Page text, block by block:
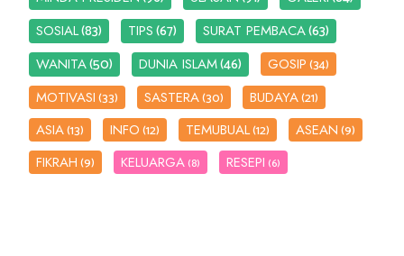
SOSIAL(83) TIPS(67) SURAT PEMBACA(63)
WANITA(50) DUNIA ISLAM(46) GOSIP(34)
MOTIVASI(33) SASTERA(30) BUDAYA(21)
ASIA(13) INFO(12) TEMUBUAL(12) ASEAN(9)
FIKRAH(9) KELUARGA (8) RESEPI (6)